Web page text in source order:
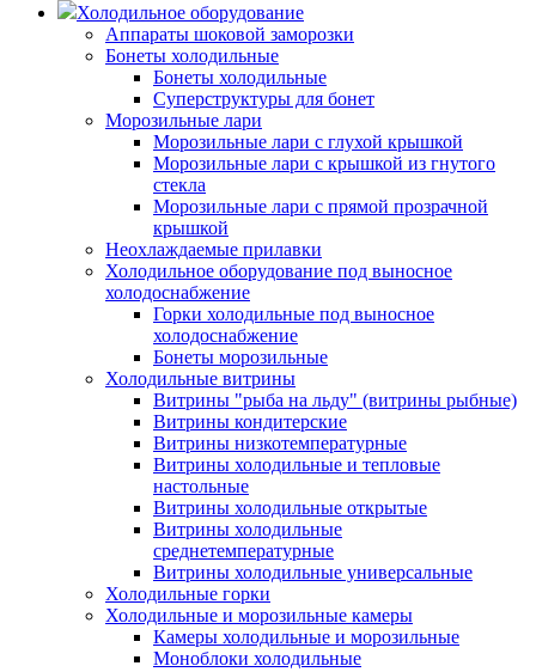
Холодильное оборудование
Аппараты шоковой заморозки
Бонеты холодильные
Бонеты холодильные
Суперструктуры для бонет
Морозильные лари
Морозильные лари с глухой крышкой
Морозильные лари с крышкой из гнутого
стекла
Морозильные лари с прямой прозрачной
крышкой
Неохлаждаемые прилавки
Холодильное оборудование под выносное
холодоснабжение
Горки холодильные под выносное
холодоснабжение
Бонеты морозильные
Холодильные витрины
Витрины "рыба на льду" (витрины рыбные)
Витрины кондитерские
Витрины низкотемпературные
Витрины холодильные и тепловые
настольные
Витрины холодильные открытые
Витрины холодильные
среднетемпературные
Витрины холодильные универсальные
Холодильные горки
Холодильные и морозильные камеры
Камеры холодильные и морозильные
Моноблоки холодильные